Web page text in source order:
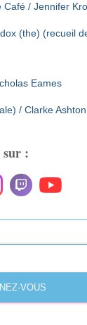
Café / Jennifer
(the) (recueil
Eames
/ Clarke
sur :
VOUS